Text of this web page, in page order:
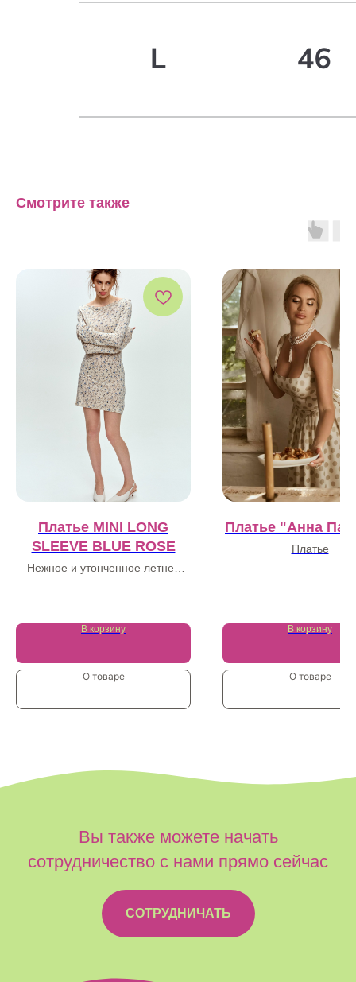
Смотрите также
Платье MINI LONG
SLEEVE BLUE ROSE
Нежное и утонченное летнее
В корзину
О товаре
Платье "Анна
Платье
В корзину
О товаре
Вы также можете начать
сотрудничество с нами прямо сейчас
СОТРУДНИЧАТЬ